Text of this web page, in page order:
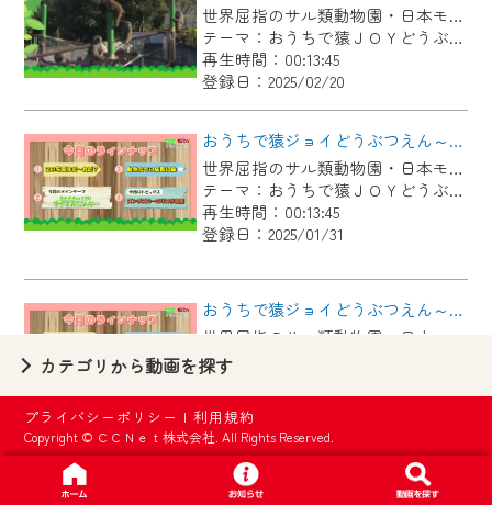
世界屈指のサル類動物園・日本モンキーセンター協力の親子で学べる動物番組。
テーマ：おうちで猿ＪＯＹどうぶつえん
再生時間：00:13:45
登録日：2025/02/20
おうちで猿ジョイどうぶつえん～サイクスモンキー～（2024年12月16日初回放送）
世界屈指のサル類動物園・日本モンキーセンター協力の親子で学べる動物番組。
テーマ：おうちで猿ＪＯＹどうぶつえん
再生時間：00:13:45
登録日：2025/01/31
おうちで猿ジョイどうぶつえん～190年前の霊長類図鑑～（2024年11月16日初回放送）
再生時間：00:13:45
登録日：2024/12/17
おうちで猿ジョイどうぶつえん～ワオキツネザル～（2024年10月16日初回放送）
カテゴリから動画を探す
プライバシーポリシー |利用規約
Copyright © ＣＣＮｅｔ株式会社. All Rights Reserved.
【ご注意】
2024年9月24日からはご加入者様へのサー
ビス向上のため、
『CCNet Web TV』を利用いただくには、
一部コンテンツを除き、
CCNetサービスへの加入と『CCNetマイ
ページ※』へのログインが必要となりま
す。
いたします。
要となります。
※MyIDとは、CCNet Web TVを含むCCNetの
各種サービスをご利用頂くためのIDです。
IDはお客様が使っているメールアドレス
で設定できます。